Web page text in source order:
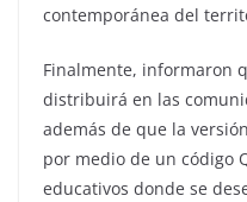
contemporánea del
Finalmente, informaron
distribuirá en las
además de que la
por medio de un código
educativos donde se